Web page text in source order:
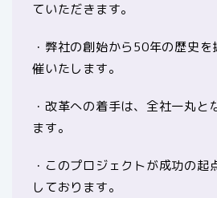
ていただきます。
・弊社の創始から50年の歴史
催いたします。
・改革への着手は、全社一丸と
ます。
・このプロジェクトが成功の起
しております。